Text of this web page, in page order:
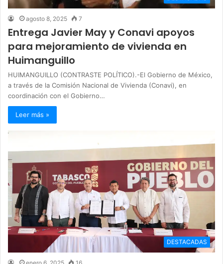
agosto 8, 2025 7
Entrega Javier May y Conavi apoyos
para mejoramiento de vivienda en
Huimanguillo
HUIMANGUILLO (CONTRASTE POLÍTICO).-El Gobierno de México,
a través de la Comisión Nacional de Vivienda (Conavi), en
coordinación con el Gobierno…
Leer más »
DESTACADAS